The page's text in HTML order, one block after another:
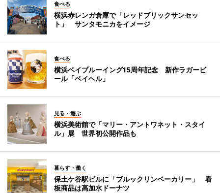
食べる
横浜赤レンガ倉庫で「レッドブリックサンセッ
ト」 サンタモニカをイメージ
食べる
横浜ベイブルーイング15周年記念 新作ラガービ
ール「ベイヘル」
見る・遊ぶ
横浜美術館で「マリー・アントワネット・スタイ
ル」展 世界初公開作品も
暮らす・働く
保土ケ谷駅ビルに「ブルックリンベーカリー」 看
板商品は高加水ドーナツ